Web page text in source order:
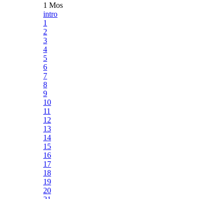
1 Mos
intro
1
2
3
4
5
6
7
8
9
10
11
12
13
14
15
16
17
18
19
20